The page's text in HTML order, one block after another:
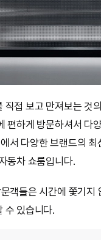
접 보고 만져보는 것
편하게 방문하셔서 다
서 다양한 브랜드의
동차 쇼룸입니다.
객들은 시간에 쫓기지
수 있습니다.